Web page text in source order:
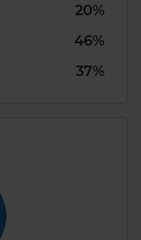
20%
46%
37%